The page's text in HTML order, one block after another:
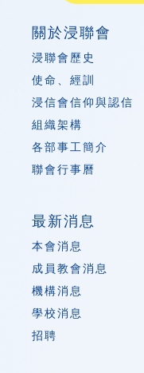
關於浸聯會
浸聯會歷史
使命、經訓
浸信會信仰與認信
組織架構
各部事工簡介
聯會行事曆
最新消息
本會消息
成員教會消息
機構消息
學校消息
招聘